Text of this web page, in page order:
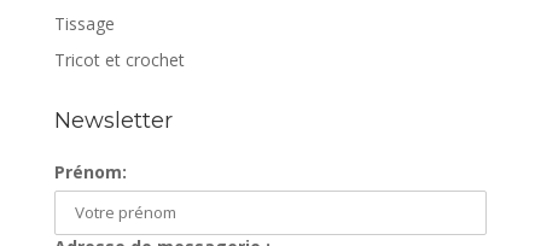
Tissage
Tricot et crochet
Newsletter
Prénom: